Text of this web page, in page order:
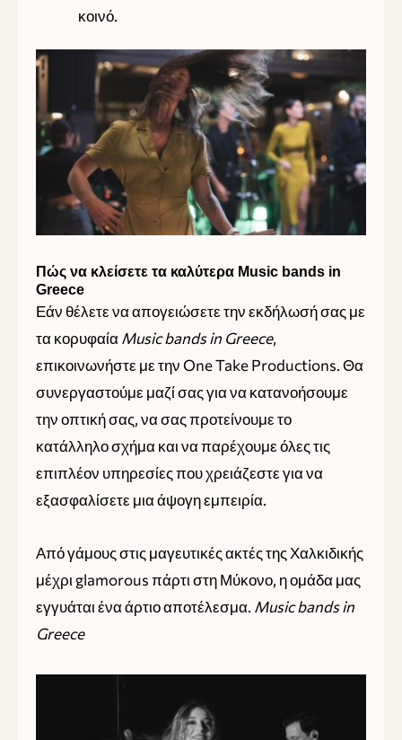
κοινό.
Πώς να κλείσετε τα καλύτερα Music bands in
Greece
Εάν θέλετε να απογειώσετε την εκδήλωσή σας με
τα κορυφαίαMusic bands in Greece,
επικοινωνήστε με την One Take Productions. Θα
συνεργαστούμε μαζί σας για να κατανοήσουμε
την οπτική σας, να σας προτείνουμε το
κατάλληλο σχήμα και να παρέχουμε όλες τις
επιπλέον υπηρεσίες που χρειάζεστε για να
εξασφαλίσετε μια άψογη εμπειρία.
Από γάμους στις μαγευτικές ακτές της Χαλκιδικής
μέχρι glamorous πάρτι στη Μύκονο, η ομάδα μας
εγγυάται ένα άρτιο αποτέλεσμα. Music bands in
Greece